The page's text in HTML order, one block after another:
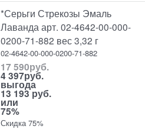
*Серьги Стрекозы Эмаль
Лаванда арт. 02-4642-00-000-
0200-71-882 вес 3,32 г
02-4642-00-000-0200-71-882
17 590руб.
4 397руб.
выгода
13 193 руб.
или
75%
Скидка 75%